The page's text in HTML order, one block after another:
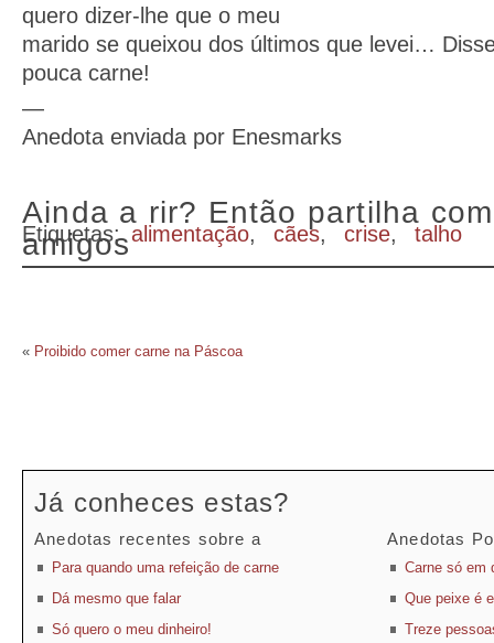
quero dizer-lhe que o meu
marido se queixou dos últimos que levei…
pouca carne!
—
Anedota enviada por Enesmarks
Ainda a rir? Então partilha
amigos
Etiquetas: alimentação, cães, crise, talho
« Proibido comer carne na Páscoa
Já conheces estas?
Anedotas recentes sobre a
Para quando uma refeição de carne
Dá mesmo que falar
Só quero o meu dinheiro!
Anedotas
Carne só em
Que peixe é
Treze